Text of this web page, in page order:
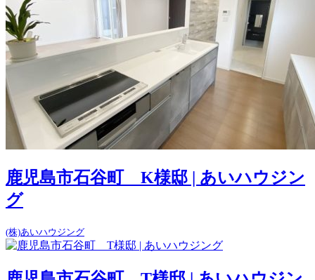
鹿児島市石谷町 K様邸 | あいハウジン
グ
(株)あいハウジング